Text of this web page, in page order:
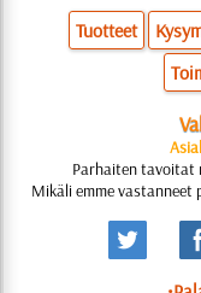
Tuotteet
Parhaiten tavoitat
Mikäli emme vastanneet